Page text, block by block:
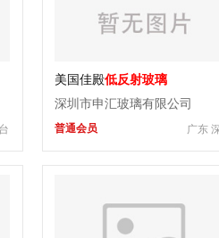
美国佳殿低反射玻璃
深圳市申汇玻璃有限公司
广东
普通会员